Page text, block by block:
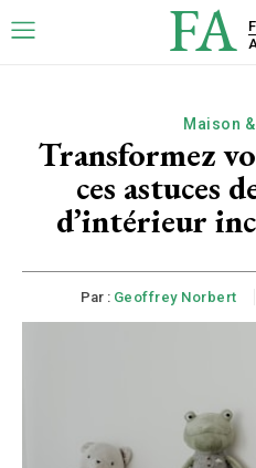
FA
Maison
Transformez
ces astuces
d’intérieur
Par : Geoffrey Norbert